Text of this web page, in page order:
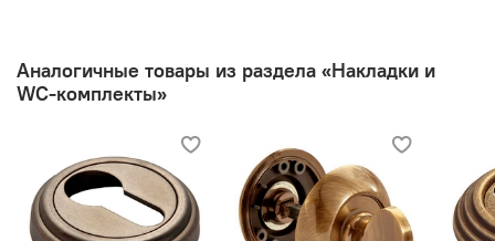
Аналогичные товары из раздела «Накладки и
WC-комплекты»